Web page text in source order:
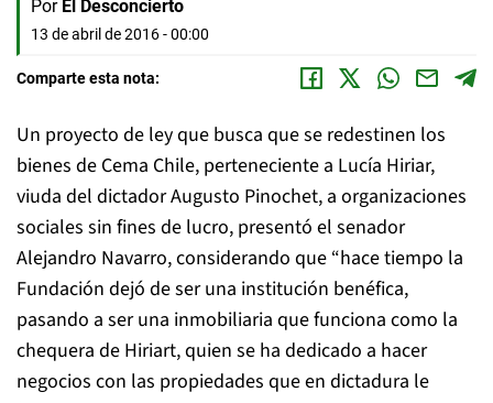
Por El Desconcierto
13 de abril de 2016 - 00:00
Comparte esta nota:
Un proyecto de ley que busca que se redestinen los
bienes de Cema Chile, perteneciente a Lucía Hiriar,
viuda del dictador Augusto Pinochet, a organizaciones
sociales sin fines de lucro, presentó el senador
Alejandro Navarro, considerando que “hace tiempo la
Fundación dejó de ser una institución benéfica,
pasando a ser una inmobiliaria que funciona como la
chequera de Hiriart, quien se ha dedicado a hacer
negocios con las propiedades que en dictadura le